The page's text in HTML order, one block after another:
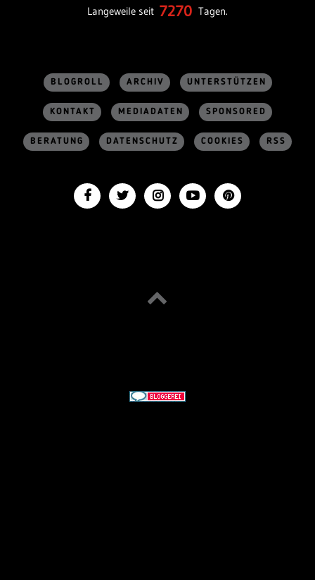
Langeweile seit 7270 Tagen.
BLOGROLL ARCHIV UNTERSTÜTZEN
KONTAKT MEDIADATEN SPONSORED
BERATUNG DATENSCHUTZ COOKIES RSS